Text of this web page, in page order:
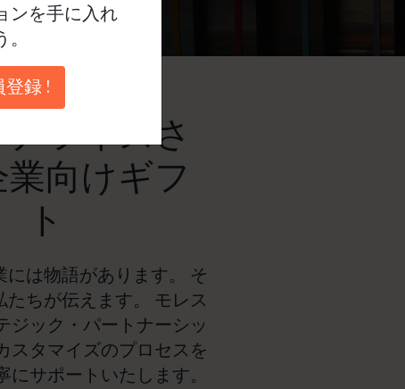
ライズさ
向けギフ
ト
には物語があります。 そ
たちが伝えます。 モレス
ジック・パートナーシッ
スタマイズのプロセスを
にサポートいたします。
ンを手に入れ
録 !